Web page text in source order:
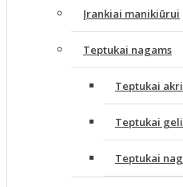
Įrankiai manikiūrui
Teptukai nagams
Teptukai
Teptukai
Teptukai